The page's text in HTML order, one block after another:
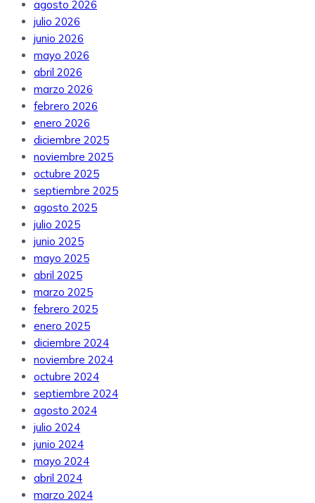
agosto 2026
julio 2026
junio 2026
mayo 2026
abril 2026
marzo 2026
febrero 2026
enero 2026
diciembre 2025
noviembre 2025
octubre 2025
septiembre 2025
agosto 2025
julio 2025
junio 2025
mayo 2025
abril 2025
marzo 2025
febrero 2025
enero 2025
diciembre 2024
noviembre 2024
octubre 2024
septiembre 2024
agosto 2024
julio 2024
junio 2024
mayo 2024
abril 2024
marzo 2024